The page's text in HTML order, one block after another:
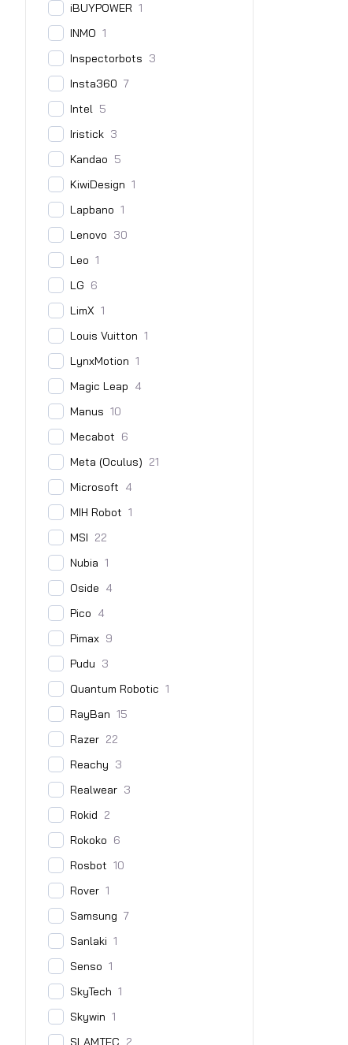
iBUYPOWER 1
INMO 1
Inspectorbots 3
Insta360 7
Intel 5
Iristick 3
Kandao 5
KiwiDesign 1
Lapbano 1
Lenovo 30
Leo 1
LG 6
LimX 1
Louis Vuitton 1
LynxMotion 1
Magic Leap 4
Manus 10
Mecabot 6
Meta (Oculus) 21
Microsoft 4
MIH Robot 1
MSI 22
Nubia 1
Oside 4
Pico 4
Pimax 9
Pudu 3
Quantum Robotic 1
RayBan 15
Razer 22
Reachy 3
Realwear 3
Rokid 2
Rokoko 6
Rosbot 10
Rover 1
Samsung 7
Sanlaki 1
Senso 1
SkyTech 1
Skywin 1
SLAMTEC 2